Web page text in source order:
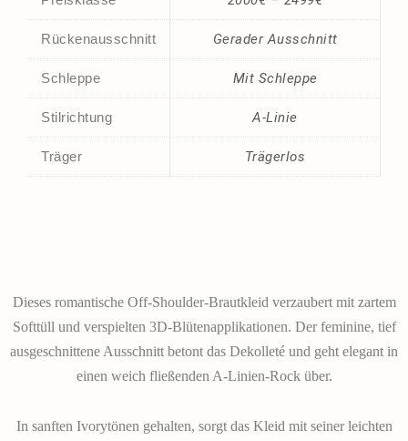
Rückenausschnitt Gerader Ausschnitt
Schleppe Mit Schleppe
Stilrichtung A-Linie
Träger Trägerlos
Dieses romantische Off-Shoulder-Brautkleid verzaubert mit zartem
Softtüll und verspielten 3D-Blütenapplikationen. Der feminine, tief
ausgeschnittene Ausschnitt betont das Dekolleté und geht elegant in
einen weich fließenden A-Linien-Rock über.
In sanften Ivorytönen gehalten, sorgt das Kleid mit seiner leichten